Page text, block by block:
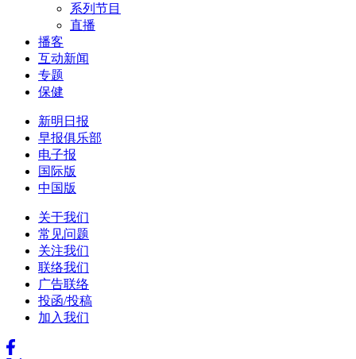
系列节目
直播
播客
互动新闻
专题
保健
新明日报
早报俱乐部
电子报
国际版
中国版
关于我们
常见问题
关注我们
联络我们
广告联络
投函/投稿
加入我们